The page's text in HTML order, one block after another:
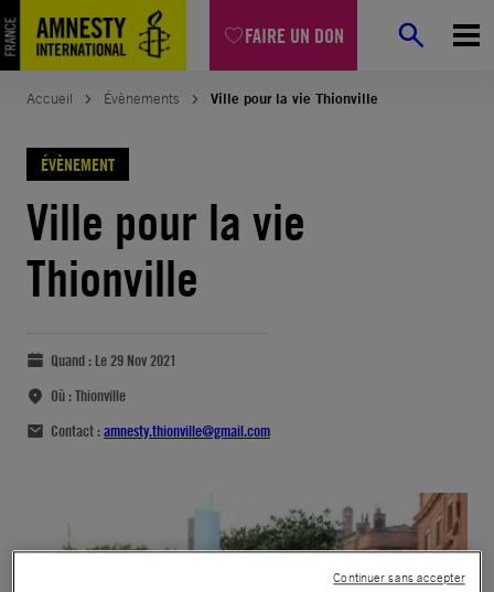
FAIRE UN DON
Accueil Évènements Ville pour la vie Thionville
ÉVÈNEMENT
Ville pour la vie
Thionville
Quand : Le 29 Nov 2021
Où :Thionville
Contact :amnesty.thionville@gmail.com
Continuer sans accepter